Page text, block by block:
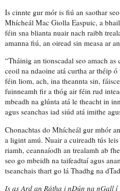
Is cinnte gur mór is fiú an saothar
Mhícheál Mac Giolla Easpuic, a
féin sna blianta nuair nach raibh
amanna fiú, an oiread sin measa ar
“Tháinig an tionscadal seo amach
ceoil na ndaoine atá curtha ar théip ó
féin liom, ach, ina theannta sin,
fuinneamh fir a thóg air féin rud
mbeadh na glúnta atá le theacht in
agus seanchas iad siúd atá imithe
Chonachtas do Mhícheál gur mhór
a ligint amú. Nuair a cuireadh tús
riamh, ceannaíodh an trealamh ab
seo go mbeidh na taifeadtaí agus
tseanchais thart go lá Thadhg na
Is as Ard an Rátha i nDún na nGall